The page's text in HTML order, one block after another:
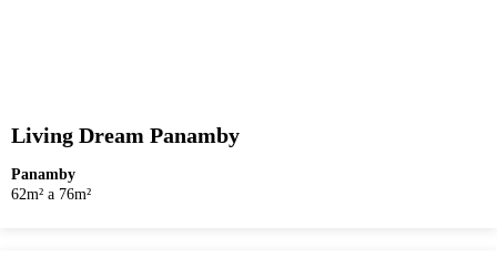
Living Dream Panamby
Panamby
62m² a 76m²